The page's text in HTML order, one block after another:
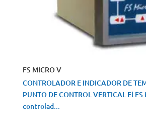
FS MICRO V
CONTROLADOR E INDICADOR DE
PUNTO DE CONTROL VERTICAL El
controlad...